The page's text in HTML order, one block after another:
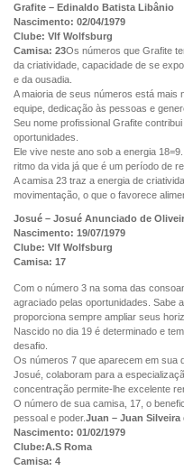
Grafite – Edinaldo Batista Libânio
Nascimento: 02/04/1979
Clube: Vlf Wolfsburg
Camisa: 23Os números que Grafite
da criatividade, capacidade de se
e da ousadia.
A maioria de seus números está mais
equipe, dedicação às pessoas e
Seu nome profissional Grafite
oportunidades.
Ele vive neste ano sob a energia
ritmo da vida já que é um período de
A camisa 23 traz a energia de
movimentação, o que o favorece
Josué – Josué Anunciado de
Nascimento: 19/07/1979
Clube: Vlf Wolfsburg
Camisa: 17
Com o número 3 na soma das
agraciado pelas oportunidades. Sabe
proporciona sempre ampliar seus
Nascido no dia 19 é determinado e
desafio.
Os números 7 que aparecem em sua
Josué, colaboram para a
concentração permite-lhe excelente
O número de sua camisa, 17, o
pessoal e poder.Juan – Juan Silveira
Nascimento: 01/02/1979
Clube:A.S Roma
Camisa: 4